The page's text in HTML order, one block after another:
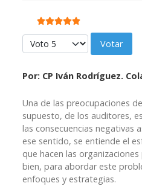
Ratio:5/5
Por favor, vote
Por: CP Iván Rodríguez.
Una de las preocupaciones
supuesto, de los auditores,
las consecuencias negativas
ese sentido, se entiende el
que hacen las
bien, para abordar este
enfoques y estrategias.